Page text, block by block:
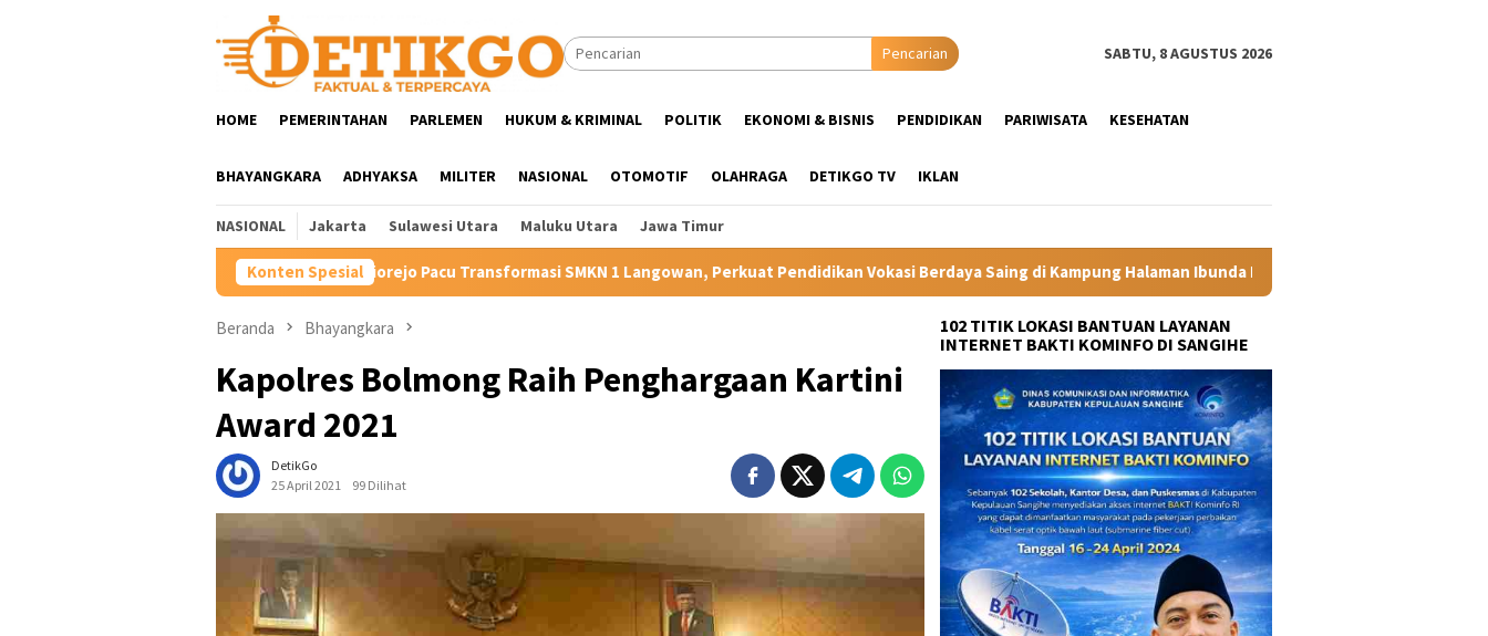
Pencarian SABTU, 8 AGUSTUS 2026
HOME PEMERINTAHAN PARLEMEN HUKUM & KRIMINAL POLITIK EKONOMI & BISNIS PENDIDIKAN PARIWISATA KESEHATAN
BHAYANGKARA ADHYAKSA MILITER NASIONAL OTOMOTIF OLAHRAGA DETIKGO TV IKLAN
NASIONAL Jakarta Sulawesi Utara Maluku Utara Jawa Timur
Konten Spesial
Hartini Ngadiorejo Pacu Transformasi SMKN 1 Langowan, Perkuat Pendidikan Vokasi Berdaya Saing di Kampung Halaman Ibunda Presiden Labkesmas Minahasa Segera Beroperasi,
Beranda Bhayangkara
Kapolres Bolmong Raih Penghargaan Kartini
Award 2021
DetikGo
25 April 2021
99 Dilihat
102 TITIK LOKASI BANTUAN LAYANAN
INTERNET BAKTI KOMINFO DI SANGIHE